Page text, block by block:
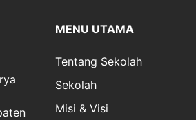
MENU UTAMA
Tentang Sekolah
Sekolah
Misi & Visi